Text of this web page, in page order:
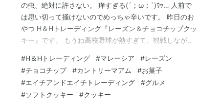
の虫、絶対に許さない。 痒すぎる(´；ω；`)ｳｯ… 人前で
は思い切って掻けないのでめっちゃ辛いです。 昨日のお
やつ H＆Hトレーディング『レーズン＆チョコチップクッ
キー』です。 もうね高校野球が熱すぎて、観戦しながら
のお菓子に手を出してしまい、幸せな気分に浸っていま
した。笑 メインはお菓子じゃなくて高校野球です。笑 リ
ンク 『レーズン＆チョコチップクッキー』はレーズンと
粒々のチョコチップが入ったソフトクッキー。 税込み
#H＆Hトレーディング #マレーシア #レーズン
#チョコチップ #カントリーマアム #お菓子
#エイチアンドエイチトレーディング #グルメ
#ソフトクッキー #クッキー